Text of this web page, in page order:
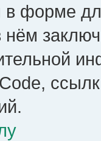
форме
нём